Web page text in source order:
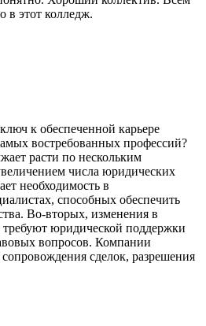
в этот колледж.
к обеспеченной карьере
востребованных профессий?
расти по нескольким
числа юридических
необходимость в
способных обеспечить
Во-вторых, изменения в
требуют юридической поддержки
вопросов. Компании
сделок, разрешения